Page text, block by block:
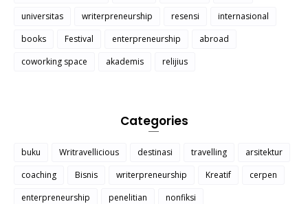
universitas
writerpreneurship resensi
internasional
books
Festival enterpreneurship
abroad
coworking space
akademis relijius
Categories
buku Writravellicious destinasi travelling
arsitektur
coaching
Bisnis writerpreneurship Kreatif
cerpen
enterpreneurship
penelitian nonfiksi